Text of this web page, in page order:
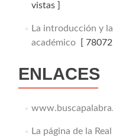
vistas ]
La introducción y
académico[ 78072
ENLACES
La página de la